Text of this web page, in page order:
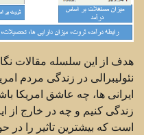
هدف از این سلسله مقالات
نئولیبرالی در زندگی مردم
ایرانی ها، چه عاشق امریکا
زندگی کنیم و چه در خارج از
است که بیشترین تاثیر را